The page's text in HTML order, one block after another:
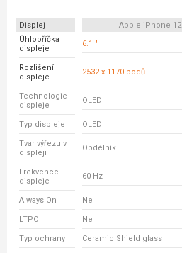
Displej Apple iPhone 12
Úhlopříčka
displeje
6.1 "
Rozlišení
displeje
2532 x 1170 bodů
Technologie
displeje
OLED
Typ displeje OLED
Tvar výřezu v
displeji
Obdélník
Frekvence
displeje
60 Hz
Always On Ne
LTPO Ne
Typ ochrany Ceramic Shield glass